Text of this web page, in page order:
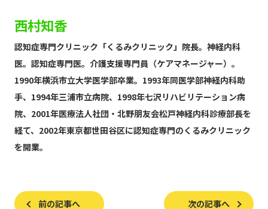
西村知香
認知症専門クリニック「くるみクリニック」院長。神経内科
医。認知症専門医。介護支援専門員（ケアマネージャー）。
1990年横浜市立大学医学部卒業。1993年同医学部神経内科助
手、1994年三浦市立病院、1998年七沢リハビリテーション病
院、2001年医療法人社団・北野朋友会松戸神経内科診療部長を
経て、2002年東京都世田谷区に認知症専門のくるみクリニック
を開業。
前の記事へ 次の記事へ